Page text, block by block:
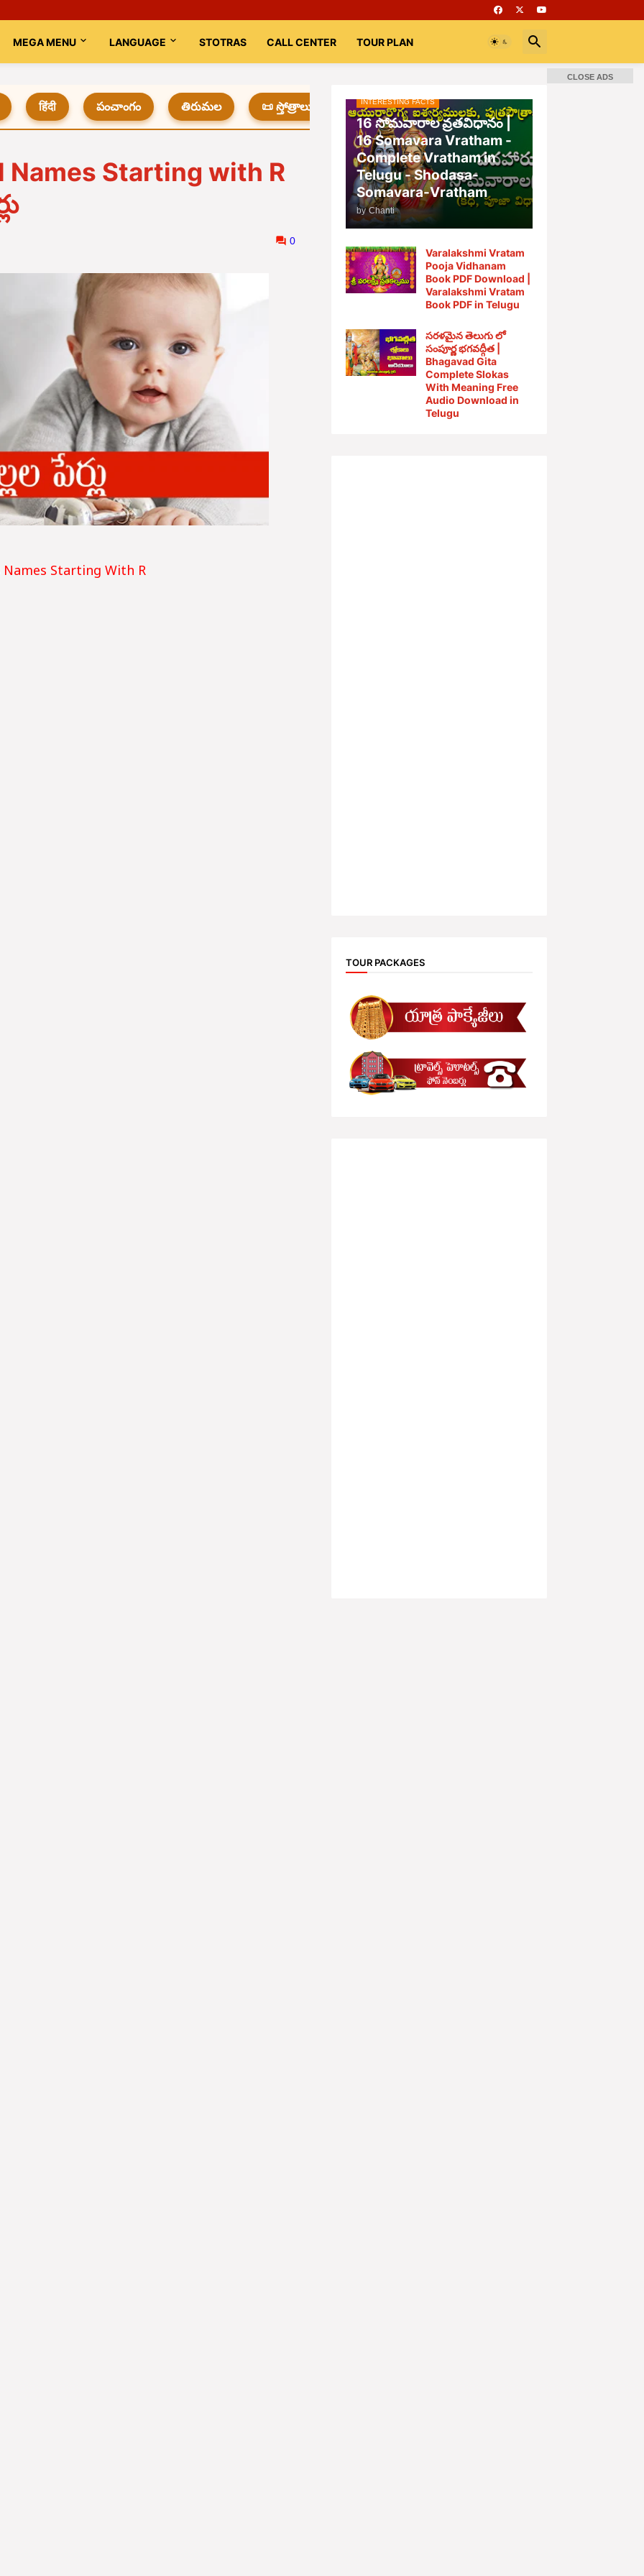
MEGA MENU LANGUAGE STOTRAS CALL CENTER TOUR PLAN
हिंदी పంచాంగం తిరుమల 📜 స్తోత్రాలు 📚 Books Rooms భగవద్గీత
Names Starting with R
0
Names Starting With R
INTERESTING FACTS
16 సోమవారాల వ్రతవిధానం |
16 Somavara Vratham -
Complete Vratham in
Telugu - Shodasa-
Somavara-Vratham
by Chanti
Varalakshmi Vratam
Pooja Vidhanam
Book PDF Download |
Varalakshmi Vratam
Book PDF in Telugu
సరళమైన తెలుగు లో
సంపూర్ణ భగవద్గీత |
Bhagavad Gita
Complete Slokas
With Meaning Free
Audio Download in
Telugu
TOUR PACKAGES
CLOSE ADS